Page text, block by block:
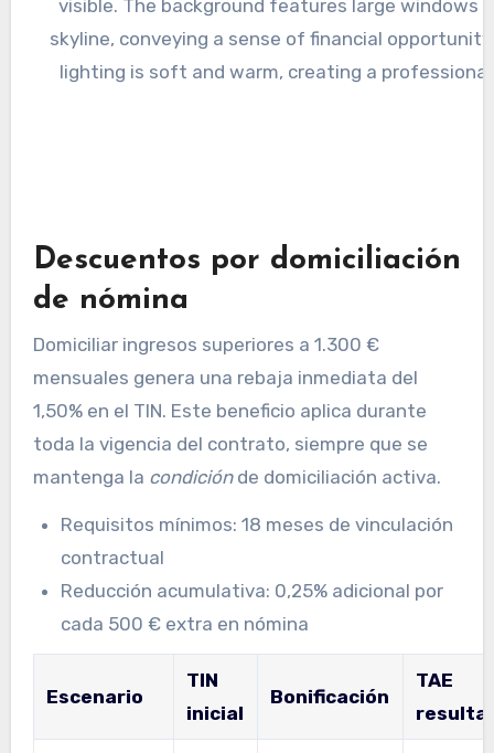
Descuentos por domiciliación
de nómina
Domiciliar ingresos superiores a 1.300 €
mensuales genera una rebaja inmediata del
1,50% en el TIN. Este beneficio aplica durante
toda la vigencia del contrato, siempre que se
mantenga la condiciónde domiciliación activa.
Requisitos mínimos: 18 meses de vinculación
contractual
Reducción acumulativa: 0,25% adicional por
cada 500 € extra en nómina
Escenario
TIN
inicial
Bonificación
TAE